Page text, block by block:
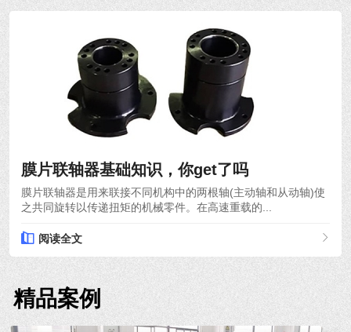
膜片联轴器基础知识，你get了吗
膜片联轴器是用来联接不同机构中的两根轴(主动轴和从动轴)使
之共同旋转以传递扭矩的机械零件。在高速重载的...
阅读全文
精品案例